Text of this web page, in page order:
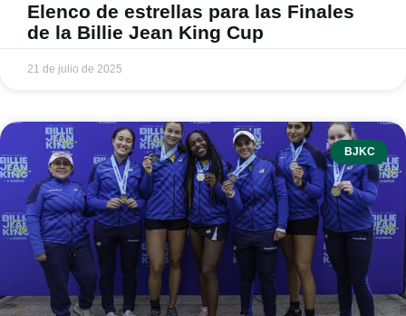
Elenco de estrellas para las Finales
de la Billie Jean King Cup
21 de julio de 2025
BJKC